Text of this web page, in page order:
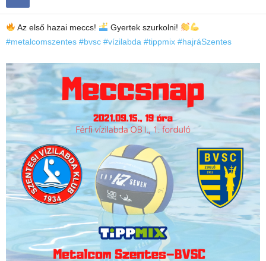
Az első hazai meccs!
Gyertek szurkolni!
#metalcomszentes #bvsc #vízilabda #tippmix #hajráSzentes